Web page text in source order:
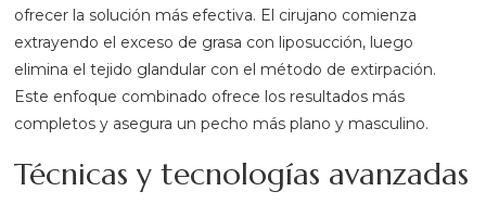
ofrecer la solución más efectiva. El cirujano comienza
extrayendo el exceso de grasa con liposucción, luego
elimina el tejido glandular con el método de extirpación.
Este enfoque combinado ofrece los resultados más
completos y asegura un pecho más plano y masculino.
Técnicas y tecnologías avanzadas